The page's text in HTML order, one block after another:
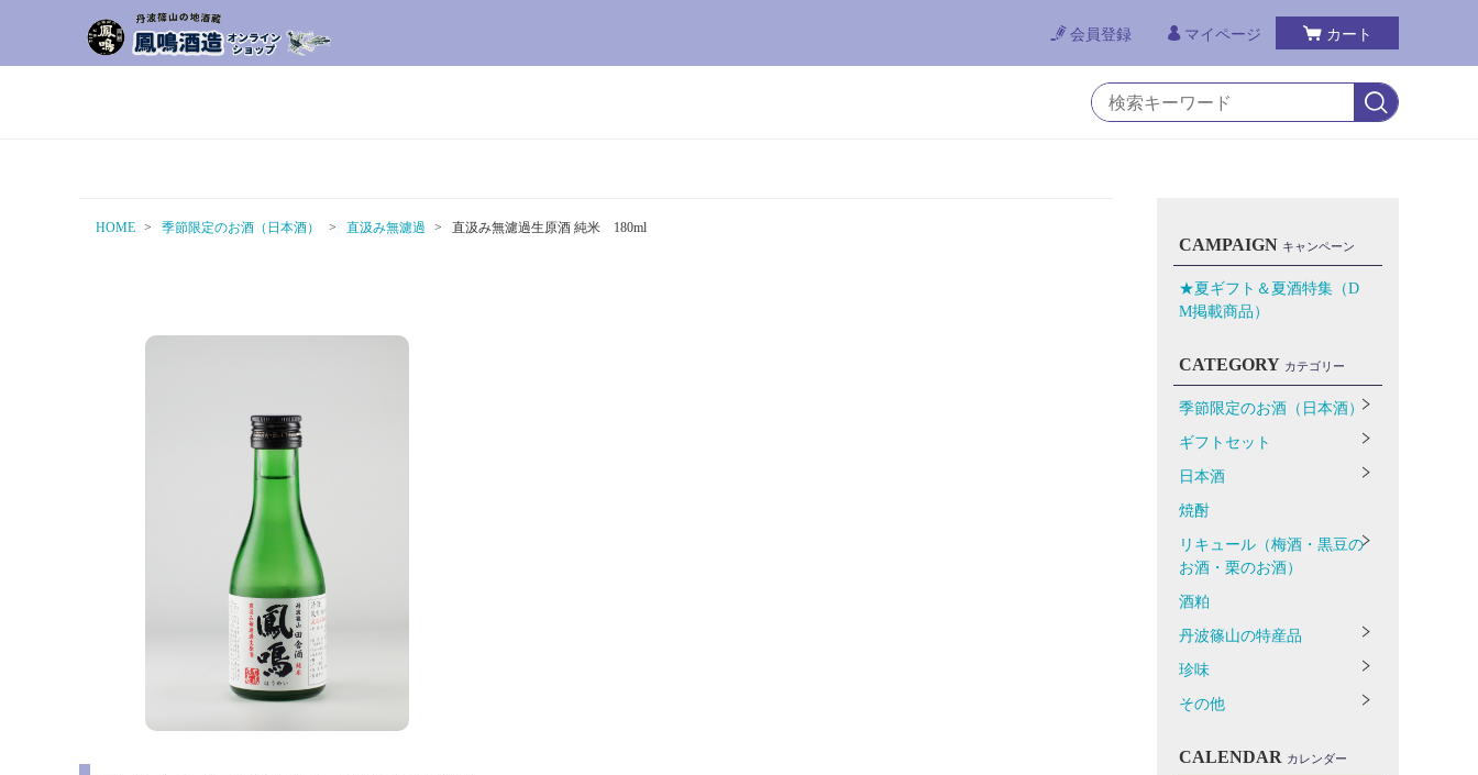
会員登録 マイページ カート
HOME 季節限定のお酒（日本酒） 直汲み無濾過 直汲み無濾過生原酒 純米 180ml
CAMPAIGN キャンペーン
★夏ギフト＆夏酒特集（D
M掲載商品）
CATEGORY カテゴリー
季節限定のお酒（日本酒）
ギフトセット
日本酒
焼酎
リキュール（梅酒・黒豆の
お酒・栗のお酒）
酒粕
丹波篠山の特産品
珍味
その他
CALENDAR カレンダー